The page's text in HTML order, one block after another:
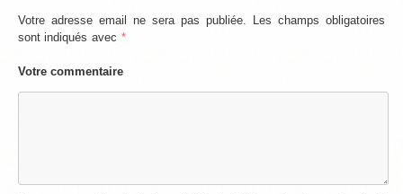
Votre adresse email ne sera pas publiée. Les champs obligatoires
sont indiqués avec *
Votre commentaire